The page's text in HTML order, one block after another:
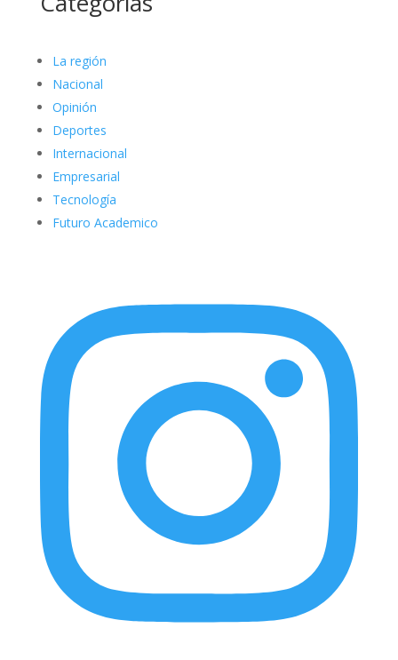
La región
Nacional
Opinión
Deportes
Internacional
Empresarial
Tecnología
Futuro Academico